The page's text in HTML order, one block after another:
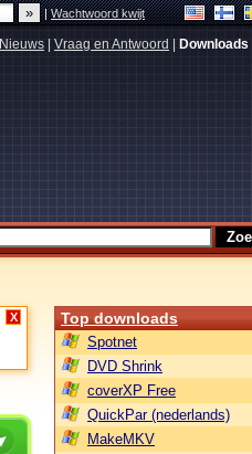
|Wachtwoord kwijt
Nieuws Vraag en Antwoord Downloads
X Top downloads
Spotnet
DVD Shrink
coverXP Free
QuickPar (nederlands)
MakeMKV